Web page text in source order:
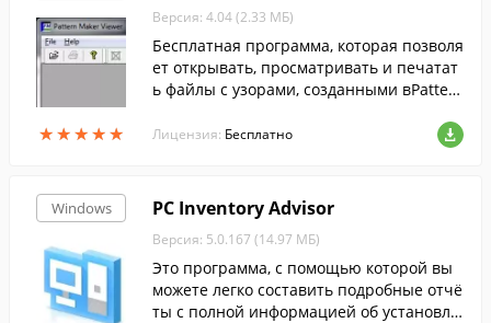
★★★★★
★★★★★
Версия: 4.04 (2.33 МБ)
Бесплатная программа, которая позволя
ет открывать, просматривать и печатат
ь файлы с узорами, созданными вPatter
Лицензия: Бесплатно
Windows PC Inventory Advisor
Версия: 5.0.167 (14.97 МБ)
Это программа, с помощью которой вы
можете легко составить подробные отчё
ты с полной информацией об установле